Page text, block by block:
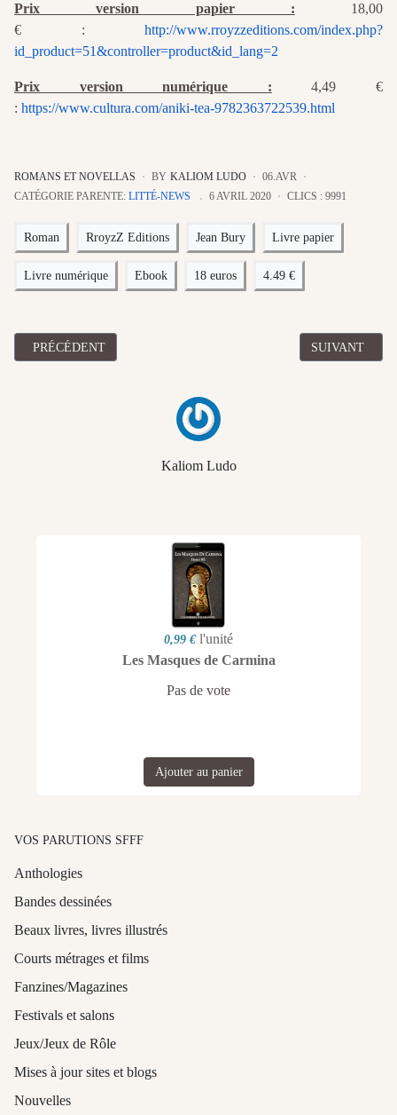
Prix version papier : 18,00
€ : http://www.rroyzzeditions.com/index.php?
id_product=51&controller=product&id_lang=2
Prix version numérique : 4,49 €
: https://www.cultura.com/aniki-tea-9782363722539.html
ROMANS ET NOVELLAS BY KALIOM LUDO
06.AVR
CATÉGORIE PARENTE: LITTÉ-NEWS 6 AVRIL 2020 CLICS : 9991
Kaliom Ludo
Roman RroyzZ Editions Jean Bury Livre papier
Livre numérique Ebook 18 euros 4.49 €
ARTICLE PRÉCÉDENT : [ROMAN] "BRUNE" DE RODRIGO
PRÉCÉDENT ARTICLE
SUIVANT
0,99 € l'unité
Les Masques de Carmina
Pas de vote
Ajouter au panier
VOS PARUTIONS SFFF
Anthologies
Bandes dessinées
Beaux livres, livres illustrés
Courts métrages et films
Fanzines/Magazines
Festivals et salons
Jeux/Jeux de Rôle
Mises à jour sites et blogs
Nouvelles